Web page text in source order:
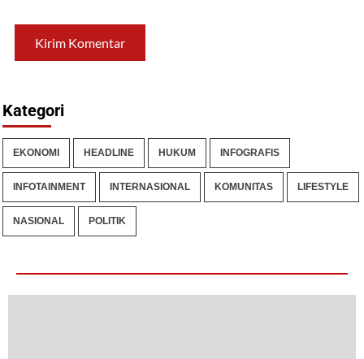
Kategori
EKONOMI HEADLINE HUKUM INFOGRAFIS
INFOTAINMENT INTERNASIONAL KOMUNITAS LIFESTYLE
NASIONAL POLITIK